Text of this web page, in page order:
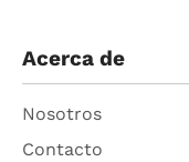
Acerca de
Nosotros
Contacto